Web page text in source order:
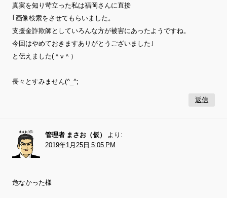
真実を知り苛立った私は福岡さんに直接
｢画像検索をさせてもらいました。
支援金詐欺師としていろんな方が被害にあったようですね。
今回はやめておきますありがとうございました｣
と伝えました(＾ν＾）
長々とすみません(^_^;
返信
管理者 まさお（仮）
より:
2019年1月25日 5:05 PM
危なかった様